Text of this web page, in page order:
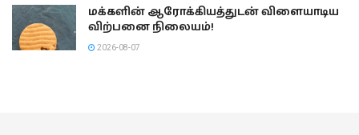
மக்களின் ஆரோக்கியத்துடன் விளையாடிய
விற்பனை நிலையம்!
2026-08-07